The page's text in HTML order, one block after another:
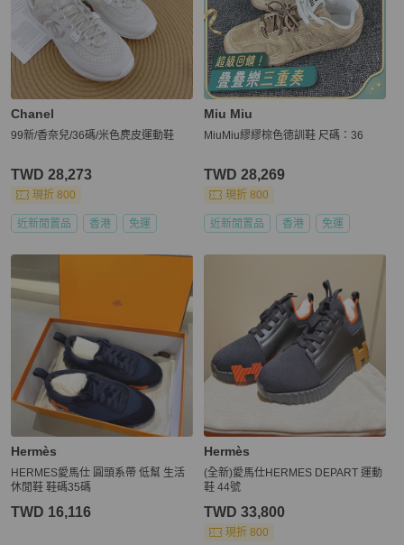
Chanel
99新/香奈兒/36碼/米色麂皮運動鞋
TWD 28,273
現折 800
近新閒置品 香港 免運
Miu Miu
MiuMiu繆繆棕色德訓鞋 尺碼：36
TWD 28,269
現折 800
近新閒置品 香港 免運
Hermès
HERMES愛馬仕 圓頭系帶 低幫 生活
休閒鞋 鞋碼35碼
TWD 16,116
Hermès
(全新)愛馬仕HERMES DEPART 運動
鞋 44號
TWD 33,800
現折 800